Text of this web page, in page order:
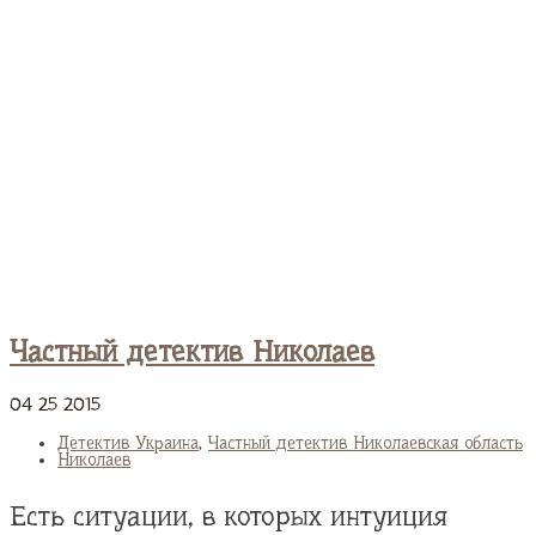
Частный детектив Николаев
04 25 2015
Детектив Украина, Частный детектив Николаевская область
Николаев
Есть ситуации, в которых интуиция